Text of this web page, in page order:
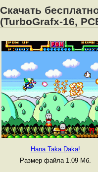
Скачать
(TurboGrafx-16,
Hana Taka Daka!
Размер файла 1.09 Мб.